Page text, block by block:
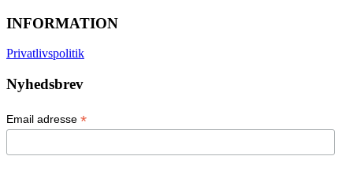
INFORMATION
Privatlivspolitik
Nyhedsbrev
Email adresse *